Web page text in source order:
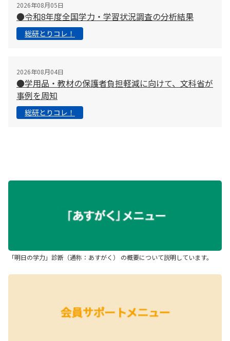
2026年08月05日
●令和8年度全国学力・学習状況調査の分析結果
総研とりコレ！
2026年08月04日
●学用品・教材の保護者負担軽減に向けて、文科省が
事例を周知
総研とりコレ！
「明日の学力」診断（通称：あすがく） の概要について説明しています。